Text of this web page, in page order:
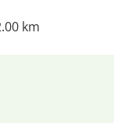
km